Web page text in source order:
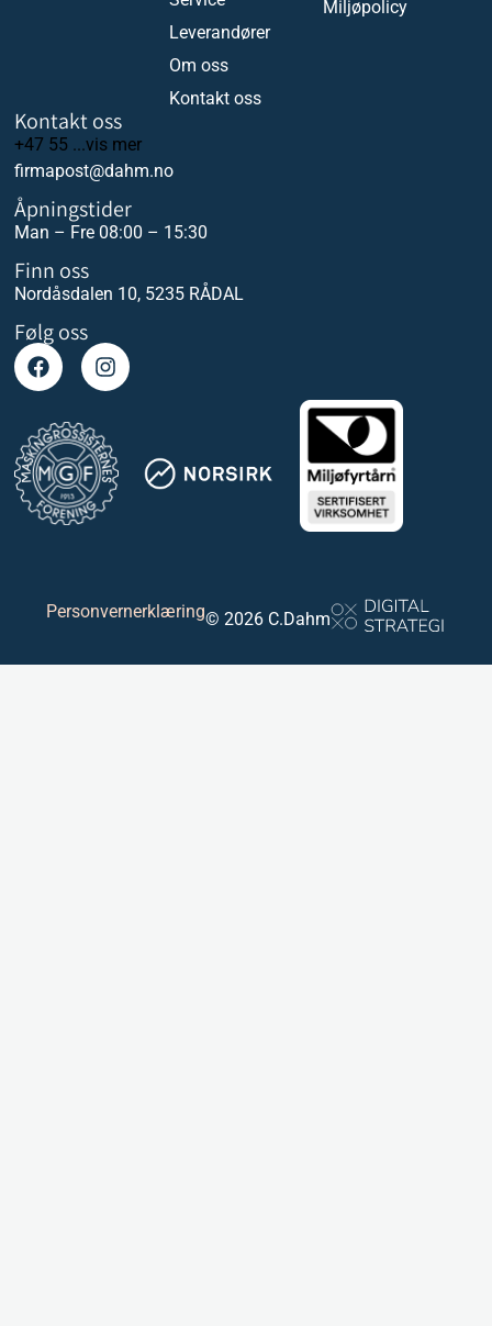
Leverandører
Om oss
Kontakt oss
Miljøpolicy
Kontakt oss
+47 55 ...vis mer
firmapost@dahm.no
Åpningstider
Man – Fre 08:00 – 15:30
Finn oss
Nordåsdalen 10, 5235 RÅDAL
Følg oss
Personvernerklæring© 2026 C.Dahm